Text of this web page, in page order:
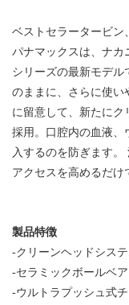
ベストセラータービン
パナマックスは、ナカ
シリーズの最新モデル
のままに、さらに使い
に留意して、新たにク
採用。口腔内の血液、
入するのを防ぎます
アクセスを高めるだけ
製品特徴
-クリーンヘッドシステ
-セラミックボールベ
-ウルトラプッシュ式